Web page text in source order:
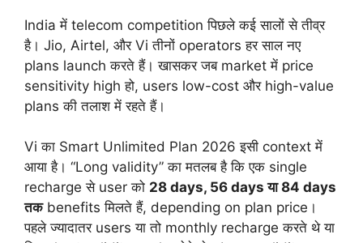
India में telecom competition पिछले कई सालों से तीव्र
है। Jio, Airtel, और Vi तीनों operators हर साल नए
plans launch करते हैं। खासकर जब market में price
sensitivity high हो, users low-cost और high-value
plans की तलाश में रहते हैं।
Vi का Smart Unlimited Plan 2026 इसी context में
आया है। “Long validity” का मतलब है कि एक single
recharge से user को 28 days, 56 days या 84 days
तकbenefits मिलते हैं, depending on plan price।
पहले ज्यादातर users या तो monthly recharge करते थे या